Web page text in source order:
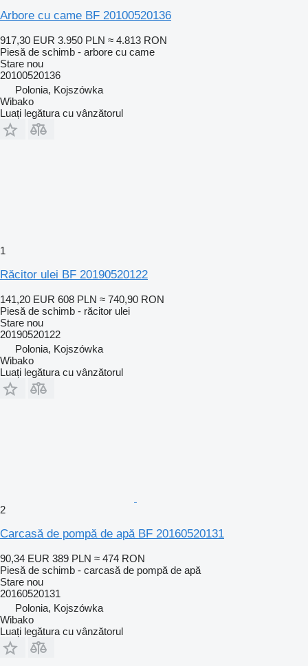
Arbore cu came BF 20100520136
917,30 EUR 3.950 PLN ≈ 4.813 RON
Piesă de schimb - arbore cu came
Stare nou
20100520136
Polonia, Kojszówka
Wibako
Luați legătura cu vânzătorul
1
Răcitor ulei BF 20190520122
141,20 EUR 608 PLN ≈ 740,90 RON
Piesă de schimb - răcitor ulei
Stare nou
20190520122
Polonia, Kojszówka
Wibako
Luați legătura cu vânzătorul
2
Carcasă de pompă de apă BF 20160520131
90,34 EUR 389 PLN ≈ 474 RON
Piesă de schimb - carcasă de pompă de apă
Stare nou
20160520131
Polonia, Kojszówka
Wibako
Luați legătura cu vânzătorul